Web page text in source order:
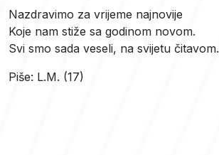
Nazdravimo za vrijeme najnovije
Koje nam stiže sa godinom novom.
Svi smo sada veseli, na svijetu čitavom.
Piše: L.M. (17)